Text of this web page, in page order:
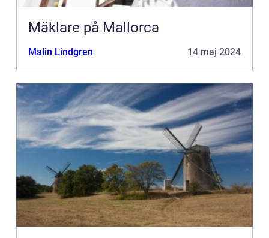
Mäklare på Mallorca
Malin Lindgren 14 maj 2024